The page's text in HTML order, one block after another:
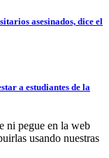
asesinados, dice el
a estudiantes de la
ni pegue en la web
usando nuestras